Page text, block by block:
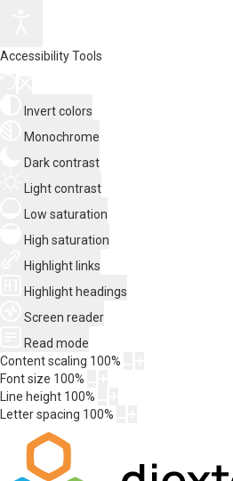
Accessibility Tools
Invert colors
Monochrome
Dark contrast
Light contrast
Low saturation
High saturation
Highlight links
Highlight headings
Screen reader
Read mode
Content scaling 100%
Font size 100%
Line height 100%
Letter spacing 100%